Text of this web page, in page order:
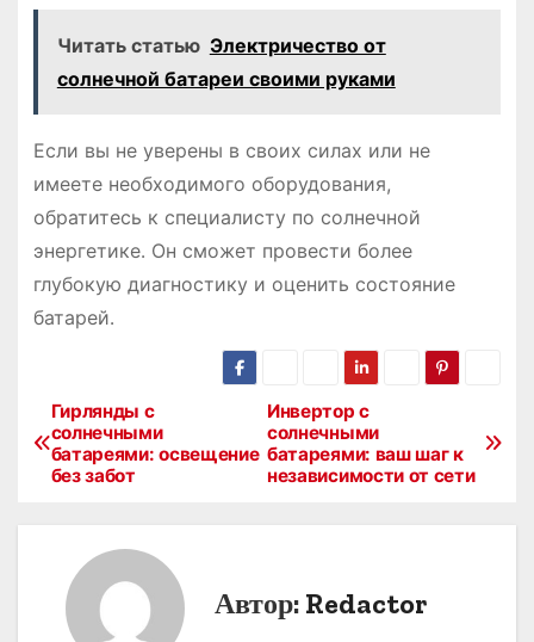
Читать статью Электричество от
солнечной батареи своими руками
Если вы не уверены в своих силах или не
имеете необходимого оборудования,
обратитесь к специалисту по солнечной
энергетике․ Он сможет провести более
глубокую диагностику и оценить состояние
батарей․
Н
Инвертор с
солнечными
батареями: ваш шаг к
независимости от сети
Гирлянды с
солнечными
батареями: освещение
без забот
Автор: Redactor